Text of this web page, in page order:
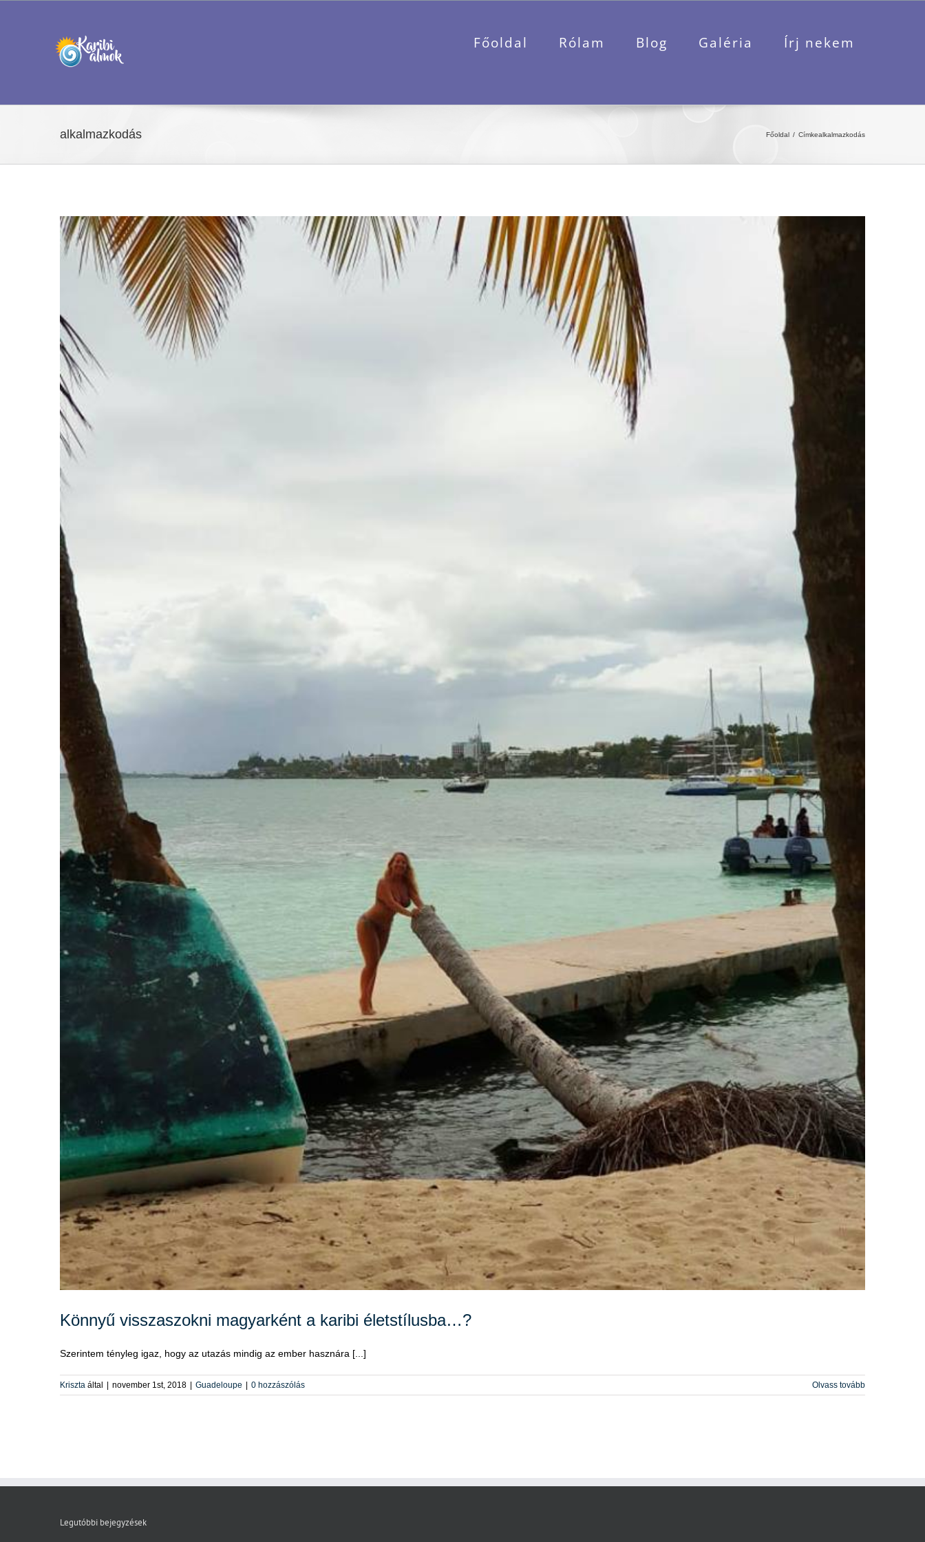
Főoldal Rólam Blog Galéria Írj nekem
alkalmazkodás Főoldal Címkealkalmazkodás
Könnyű visszaszokni magyarként a karibi életstílusba…?
Szerintem tényleg igaz, hogy az utazás mindig az ember hasznára [...]
Kriszta által november 1st, 2018 Guadeloupe 0 hozzászólás Olvass tovább
Legutóbbi bejegyzések